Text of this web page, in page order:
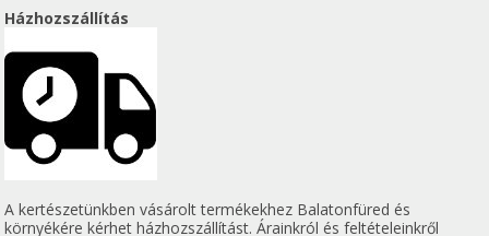
Házhozszállítás
A kertészetünkben vásárolt termékekhez Balatonfüred és
környékére kérhet házhozszállítást. Árainkról és feltételeinkről